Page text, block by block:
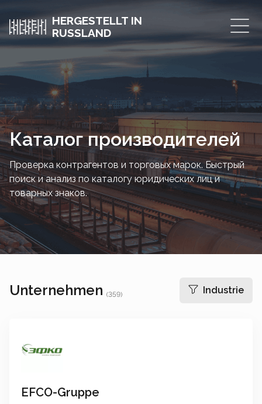
HERGESTELLT IN
RUSSLAND
Каталог производителей
Проверка контрагентов и торговых марок. Быстрый
поиск и анализ по каталогу юридических лиц и
товарных знаков.
Unternehmen (359) Industrie
EFCO-Gruppe